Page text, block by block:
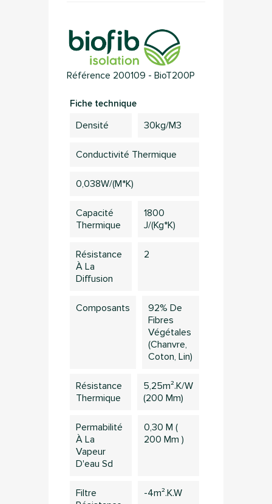
Référence 200109 - BioT200P
Fiche technique
Densité 30kg/m3
Conductivité Thermique
0,038W/(m*K)
Capacité
Thermique
1800
J/(kg*K)
Résistance
À La
Diffusion
2
Composants
92% De
Fibres
Végétales
(chanvre,
Coton, Lin)
Résistance
Thermique
5,25m².k/w
(200 Mm)
Permabilité
À La
Vapeur
D'eau Sd
0,30 M (
200 Mm )
Filtre
-4m².K.W